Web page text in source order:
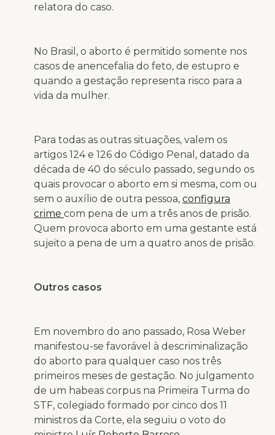
relatora do caso.
No Brasil, o aborto é permitido somente nos
casos de anencefalia do feto, de estupro e
quando a gestação representa risco para a
vida da mulher.
Para todas as outras situações, valem os
artigos 124 e 126 do Código Penal, datado da
década de 40 do século passado, segundo os
quais provocar o aborto em si mesma, com ou
sem o auxílio de outra pessoa, configura
crime com pena de um a três anos de prisão.
Quem provoca aborto em uma gestante está
sujeito a pena de um a quatro anos de prisão.
Outros casos
Em novembro do ano passado, Rosa Weber
manifestou-se favorável à descriminalização
do aborto para qualquer caso nos três
primeiros meses de gestação. No julgamento
de um habeas corpus na Primeira Turma do
STF, colegiado formado por cinco dos 11
ministros da Corte, ela seguiu o voto do